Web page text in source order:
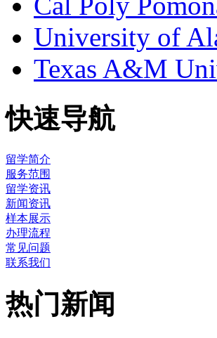
University of
Texas A&M
快速导航
留学简介
服务范围
留学资讯
新闻资讯
样本展示
办理流程
常见问题
联系我们
热门新闻